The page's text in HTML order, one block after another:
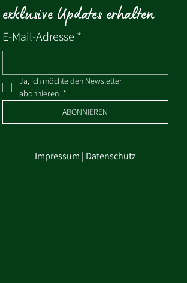
exklusive Updates erhalten
E-Mail-Adresse *
Ja, ich möchte den Newsletter
abonnieren. *
ABONNIEREN
Impressum | Datenschutz